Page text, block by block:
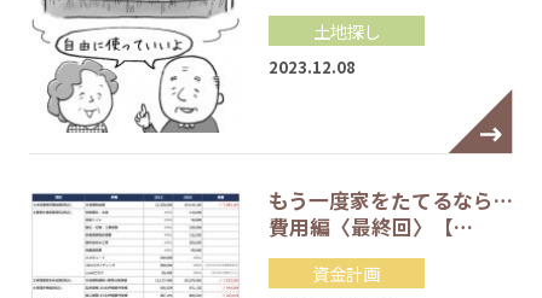
土地探し
2023.12.08
もう一度家をたてるなら…
費用編〈最終回〉【…
資金計画